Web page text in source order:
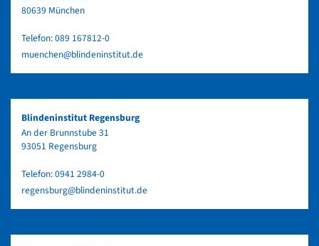
80639 München
Telefon:089 167812-0
muenchen@blindeninstitut.de
Blindeninstitut Regensburg
An der Brunnstube 31
93051 Regensburg
Telefon:0941 2984-0
regensburg@blindeninstitut.de